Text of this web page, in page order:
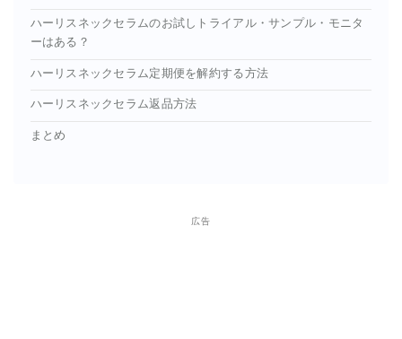
ハーリスネックセラムのお試しトライアル・サンプル・モニタ
ーはある？
ハーリスネックセラム定期便を解約する方法
ハーリスネックセラム返品方法
まとめ
広告